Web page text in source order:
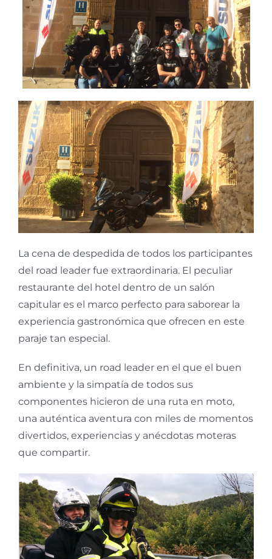
La cena de despedida de todos los participantes
del road leader fue extraordinaria. El peculiar
restaurante del hotel dentro de un salón
capitular es el marco perfecto para saborear la
experiencia gastronómica que ofrecen en este
paraje tan especial.
En definitiva, un road leader en el que el buen
ambiente y la simpatía de todos sus
componentes hicieron de una ruta en moto,
una auténtica aventura con miles de momentos
divertidos, experiencias y anécdotas moteras
que compartir.